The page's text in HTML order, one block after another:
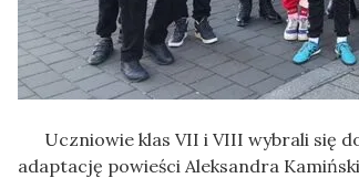
Uczniowie klas VII i VIII wybrali się do
adaptację powieści Aleksandra